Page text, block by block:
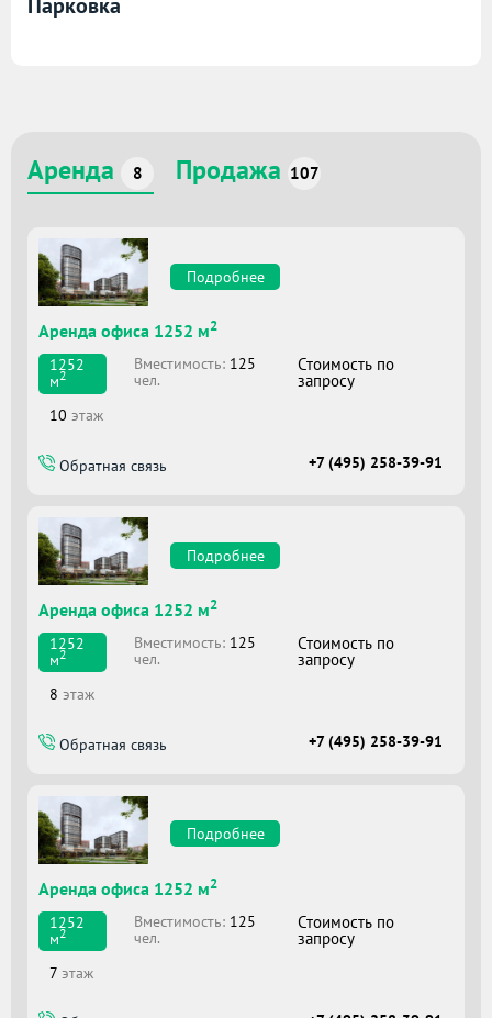
Парковка
Аренда 8 Продажа 107
Подробнее
Аренда офиса 1252 м2
1252
м2
Вместимоcть: 125
чел.
Стоимость по
запросу
10 этаж
Обратная связь +7 (495) 258-39-91
Подробнее
Аренда офиса 1252 м2
1252
м2
Вместимоcть: 125
чел.
Стоимость по
запросу
8 этаж
Обратная связь +7 (495) 258-39-91
Подробнее
Аренда офиса 1252 м2
1252
м2
Вместимоcть: 125
чел.
Стоимость по
запросу
7 этаж